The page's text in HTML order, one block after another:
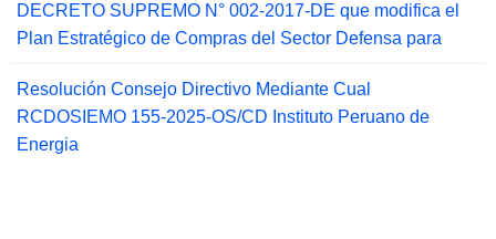
DECRETO SUPREMO N° 002-2017-DE que modifica el
Plan Estratégico de Compras del Sector Defensa para
Resolución Consejo Directivo Mediante Cual
RCDOSIEMO 155-2025-OS/CD Instituto Peruano de
Energia